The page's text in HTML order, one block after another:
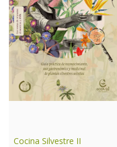
Cocina Silvestre II